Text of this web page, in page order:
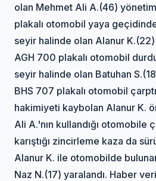
olan Mehmet Ali A.(46)
plakalı otomobil yaya
seyir halinde olan Alanur
AGH 700 plakalı otomobil
seyir halinde olan Batuhan
BHS 707 plakalı otomobil
hakimiyeti kaybolan Alanur K.
Ali A.'nın kullandığı otomobile
karıştığı zincirleme kaza da
Alanur K. ile otomobilde
Naz N.(17) yaralandı. Haber